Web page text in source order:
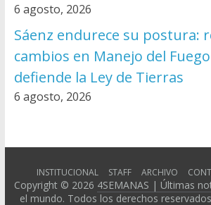
6 agosto, 2026
Sáenz endurece su postura:
cambios en Manejo del
defiende la Ley de Tierras
6 agosto, 2026
INSTITUCIONAL STAFF ARCHIVO
Copyright © 2026 4SEMANAS | Últimas
el mundo. Todos los derechos